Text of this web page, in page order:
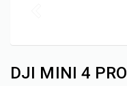
DJI MINI 4